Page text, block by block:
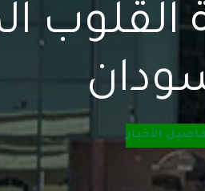
القلوب
الأخبار